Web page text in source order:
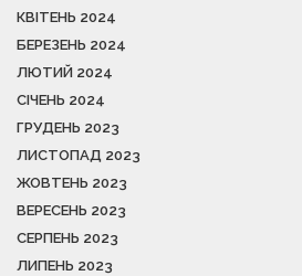
КВІТЕНЬ 2024
БЕРЕЗЕНЬ 2024
ЛЮТИЙ 2024
СІЧЕНЬ 2024
ГРУДЕНЬ 2023
ЛИСТОПАД 2023
ЖОВТЕНЬ 2023
ВЕРЕСЕНЬ 2023
СЕРПЕНЬ 2023
ЛИПЕНЬ 2023